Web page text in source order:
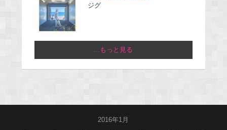
ジグ
...もっと見る
2016年1月